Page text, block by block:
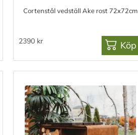
Cortenstål vedställ Ake rost 72x72cm
2390 kr Köp